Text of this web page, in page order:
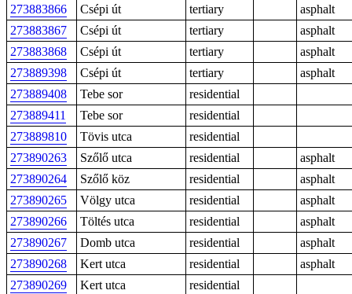
273883866
Csépi út tertiary
asphalt
273883867
Csépi út tertiary
asphalt
273883868
Csépi út tertiary
asphalt
273889398
Csépi út tertiary
asphalt
273889408
Tebe sor
residential
273889411
Tebe sor
residential
273889810
Tövis utca
residential
273890263
Szőlő utca residential
asphalt
273890264
Szőlő köz residential
asphalt
273890265
Völgy utca residential
asphalt
273890266
Töltés utca residential
asphalt
273890267
Domb utca residential
asphalt
273890268
Kert utca residential
asphalt
273890269
Kert utca residential